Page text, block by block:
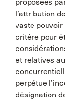
proposées
l’attribution
vaste
critère pour
et relatives
perpétue
désignation